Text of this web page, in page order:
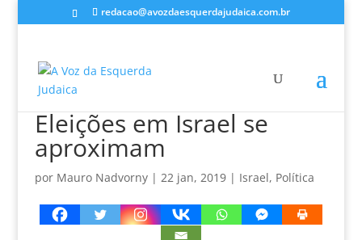
redacao@avozdaesquerdajudaica.com.br
Eleições em Israel se
aproximam
por Mauro Nadvorny| 22 jan, 2019| Israel, Política